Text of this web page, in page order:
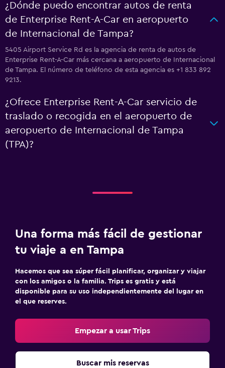
¿Dónde puedo encontrar autos de renta
de Enterprise Rent-A-Car en aeropuerto
de Internacional de Tampa?
5405 Airport Service Rd es la agencia de renta de autos de
Enterprise Rent-A-Car más cercana a aeropuerto de Internacional
de Tampa. El número de teléfono de esta agencia es +1 833 892
9213.
¿Ofrece Enterprise Rent-A-Car servicio de
traslado o recogida en el aeropuerto de
aeropuerto de Internacional de Tampa
(TPA)?
Una forma más fácil de gestionar
tu viaje a en Tampa
Hacemos que sea súper fácil planificar, organizar y viajar
con los amigos o la familia. Trips es gratis y está
disponible para su uso independientemente del lugar en
el que reserves.
Empezar a usar Trips
Buscar mis reservas